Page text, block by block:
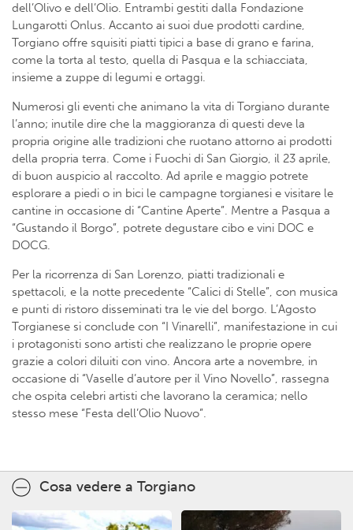
dell’Olivo e dell’Olio. Entrambi gestiti dalla Fondazione
Lungarotti Onlus. Accanto ai suoi due prodotti cardine,
Torgiano offre squisiti piatti tipici a base di grano e farina,
come la torta al testo, quella di Pasqua e la schiacciata,
insieme a zuppe di legumi e ortaggi.
Numerosi gli eventi che animano la vita di Torgiano durante
l’anno; inutile dire che la maggioranza di questi deve la
propria origine alle tradizioni che ruotano attorno ai prodotti
della propria terra. Come i Fuochi di San Giorgio, il 23 aprile,
di buon auspicio al raccolto. Ad aprile e maggio potrete
esplorare a piedi o in bici le campagne torgianesi e visitare le
cantine in occasione di “Cantine Aperte”. Mentre a Pasqua a
“Gustando il Borgo”, potrete degustare cibo e vini DOC e
DOCG.
Per la ricorrenza di San Lorenzo, piatti tradizionali e
spettacoli, e la notte precedente “Calici di Stelle”, con musica
e punti di ristoro disseminati tra le vie del borgo. L’Agosto
Torgianese si conclude con “I Vinarelli”, manifestazione in cui
i protagonisti sono artisti che realizzano le proprie opere
grazie a colori diluiti con vino. Ancora arte a novembre, in
occasione di “Vaselle d’autore per il Vino Novello”, rassegna
che ospita celebri artisti che lavorano la ceramica; nello
stesso mese “Festa dell’Olio Nuovo”.
Cosa vedere a Torgiano